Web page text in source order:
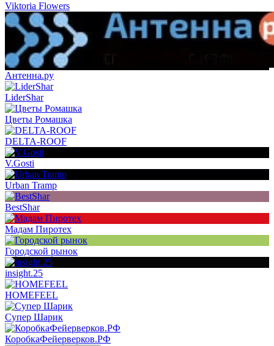
Viktoria Flowers
Антенна.ру
LiderShar
Цветы Ромашка
DELTA-ROOF
V.Gosti
Urban Tramp
BestShar
Мадам Пиротех
Городской рынок
insight.25
HOMEFEEL
Супер Шарик
КоробкаФейерверков.РФ